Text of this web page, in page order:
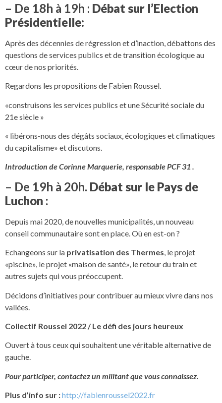
– De 18h à 19h : Débat sur l’Election
Présidentielle:
Après des décennies de régression et d’inaction, débattons des
questions de services publics et de transition écologique au
cœur de nos priorités.
Regardons les propositions de Fabien Roussel.
«construisons les services publics et une Sécurité sociale du
21e siècle »
« libérons-nous des dégâts sociaux, écologiques et climatiques
du capitalisme» et discutons.
Introduction de Corinne Marquerie, responsable PCF 31 .
– De 19h à 20h. Débat sur le Pays de
Luchon :
Depuis mai 2020, de nouvelles municipalités, un nouveau
conseil communautaire sont en place. Où en est-on ?
Echangeons sur la privatisation des Thermes, le projet
«piscine», le projet «maison de santé», le retour du train et
autres sujets qui vous préoccupent.
Décidons d’initiatives pour contribuer au mieux vivre dans nos
vallées.
Collectif Roussel 2022 / Le défi des jours heureux
Ouvert à tous ceux qui souhaitent une véritable alternative de
gauche.
Pour participer, contactez un militant que vous connaissez.
Plus d’info sur :http://fabienroussel2022.fr